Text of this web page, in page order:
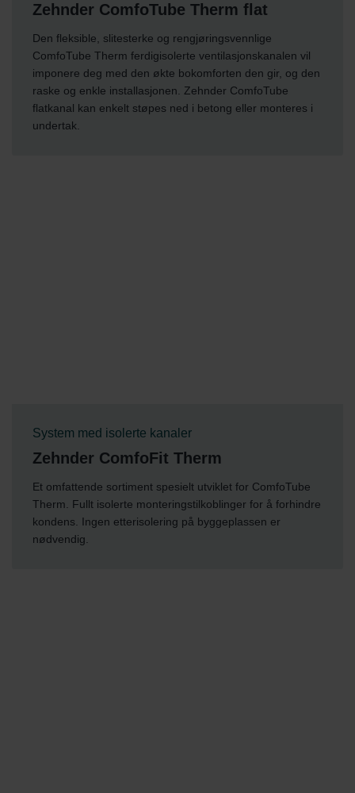
Zehnder ComfoTube Therm flat
Den fleksible, slitesterke og rengjøringsvennlige
ComfoTube Therm ferdigisolerte ventilasjonskanalen vil
imponere deg med den økte bokomforten den gir, og den
raske og enkle installasjonen. Zehnder ComfoTube
flatkanal kan enkelt støpes ned i betong eller monteres i
undertak.
System med isolerte kanaler
Zehnder ComfoFit Therm
Et omfattende sortiment spesielt utviklet for ComfoTube
Therm. Fullt isolerte monteringstilkoblinger for å forhindre
kondens. Ingen etterisolering på byggeplassen er
nødvendig.